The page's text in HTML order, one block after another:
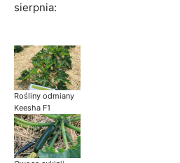
sierpnia:
Rośliny odmiany
Keesha F1